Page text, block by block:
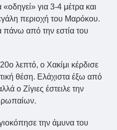
για 3-4 μέτρα και
περιοχή του Μαρόκου.
πάνω από την εστία του
λεπτό, ο Χακίμι κέρδισε
θέση. Ελάχιστα έξω από
ο Ζίγιες έστειλε την
την άμυνα του